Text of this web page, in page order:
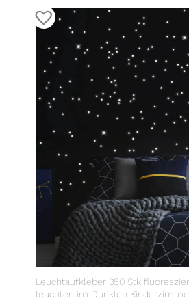
Leuchtaufkleber 350 Stk
leuchten im Dunklen